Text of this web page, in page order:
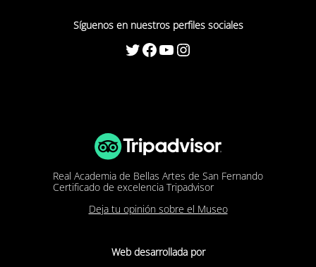
Síguenos en nuestros perfiles sociales
Twitter Facebook YouTube Instagram
Real Academia de Bellas Artes de San Fernando
Certificado de excelencia Tripadvisor
Deja tu opinión sobre el Museo
Web desarrollada por